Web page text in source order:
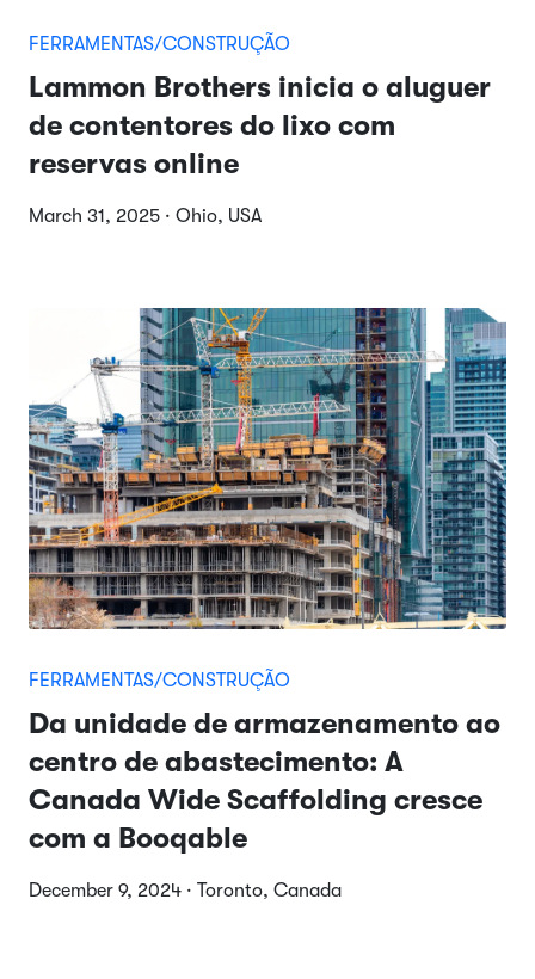
FERRAMENTAS/CONSTRUÇÃO
Lammon Brothers inicia o aluguer
de contentores do lixo com
reservas online
March 31, 2025 · Ohio, USA
FERRAMENTAS/CONSTRUÇÃO
Da unidade de armazenamento ao
centro de abastecimento: A
Canada Wide Scaffolding cresce
com a Booqable
December 9, 2024 · Toronto, Canada